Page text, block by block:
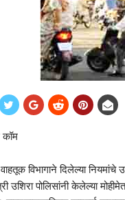
कॉम
विभागाने दिलेल्या नियमांचे
उशिरा पोलिसांनी केलेल्या